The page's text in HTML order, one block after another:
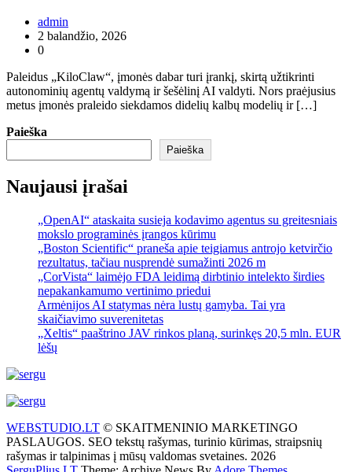
admin
2 balandžio, 2026
0
Paleidus „KiloClaw“, įmonės dabar turi įrankį, skirtą užtikrinti
autonominių agentų valdymą ir šešėlinį AI valdyti. Nors praėjusius
metus įmonės praleido siekdamos didelių kalbų modelių ir […]
Paieška
Paieška
Naujausi įrašai
„OpenAI“ ataskaita susieja kodavimo agentus su greitesniais
mokslo programinės įrangos kūrimu
„Boston Scientific“ praneša apie teigiamus antrojo ketvirčio
rezultatus, tačiau nusprendė sumažinti 2026 m
„CorVista“ laimėjo FDA leidimą dirbtinio intelekto širdies
nepakankamumo vertinimo priedui
Armėnijos AI statymas nėra lustų gamyba. Tai yra
skaičiavimo suverenitetas
„Xeltis“ paaštrino JAV rinkos planą, surinkęs 20,5 mln. EUR
lėšų
WEBSTUDIO.LT © SKAITMENINIO MARKETINGO
PASLAUGOS. SEO tekstų rašymas, turinio kūrimas, straipsnių
rašymas ir talpinimas į mūsų valdomas svetaines. 2026